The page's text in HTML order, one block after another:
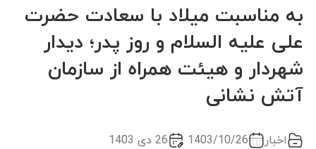
به مناسبت میلاد با سعادت حضرت
علی علیه السلام و روز پدر؛ دیدار
شهردار و هیئت همراه از سازمان
آتش نشانی
اخبار 1403/10/26 26 دی 1403